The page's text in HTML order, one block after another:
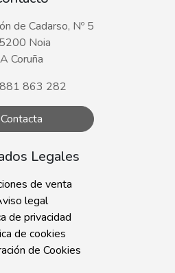
de Cadarso, Nº 5
Noia
A Coruña
863 282
Contacta
Legales
de venta
legal
de privacidad
de cookies
de Cookies